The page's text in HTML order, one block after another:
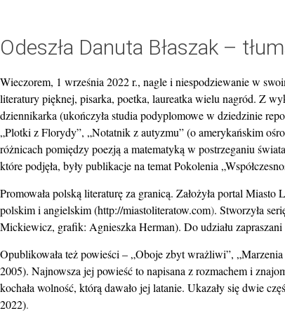
Odeszła Danuta Błaszak –
Wieczorem, 1 września 2022 r., nagle i niespodziewanie w
literatury pięknej, pisarka, poetka, laureatka wielu nagród. Z
dziennikarka (ukończyła studia podyplomowe w dziedzinie
„Plotki z Florydy”, „Notatnik z autyzmu” (o amerykańskim
różnicach pomiędzy poezją a matematyką w postrzeganiu
które podjęła, były publikacje na temat Pokolenia
Promowała polską literaturę za granicą. Założyła portal
polskim i angielskim (http://miastoliteratow.com). Stworzyła
Mickiewicz, grafik: Agnieszka Herman). Do udziału
Opublikowała też powieści – „Oboje zbyt wrażliwi”,
2005). Najnowsza jej powieść to napisana z rozmachem i
kochała wolność, którą dawało jej latanie. Ukazały się dwie
2022).